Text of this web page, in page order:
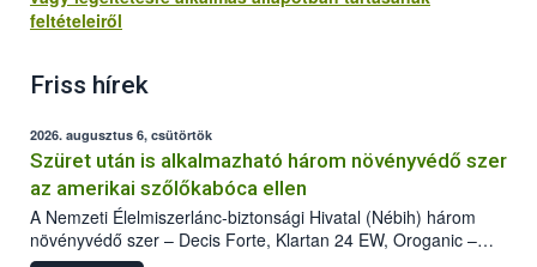
feltételeiről
Friss hírek
2026. augusztus 6, csütörtök
Szüret után is alkalmazható három növényvédő szer
az amerikai szőlőkabóca ellen
A Nemzeti Élelmiszerlánc-biztonsági Hivatal (Nébih) három
növényvédő szer – Decis Forte, Klartan 24 EW, Oroganic –